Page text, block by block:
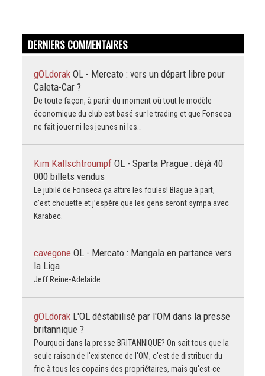
DERNIERS COMMENTAIRES
gOLdorak OL - Mercato : vers un départ libre pour
Caleta-Car ?
De toute façon, à partir du moment où tout le modèle
économique du club est basé sur le trading et que Fonseca
ne fait jouer ni les jeunes ni les…
Kim Kallschtroumpf OL - Sparta Prague : déjà 40
000 billets vendus
Le jubilé de Fonseca ça attire les foules! Blague à part,
c’est chouette et j’espère que les gens seront sympa avec
Karabec.
cavegone OL - Mercato : Mangala en partance vers
la Liga
Jeff Reine-Adelaide
gOLdorak L'OL déstabilisé par l'OM dans la presse
britannique ?
Pourquoi dans la presse BRITANNIQUE? On sait tous que la
seule raison de l'existence de l'OM, c'est de distribuer du
fric à tous les copains des propriétaires, mais qu'est-ce